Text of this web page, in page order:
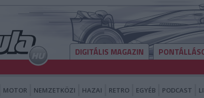
DIGITÁLIS MAGAZIN
MOTOR NEMZETKÖZI HAZAI RETRO EGYÉB PODCAST